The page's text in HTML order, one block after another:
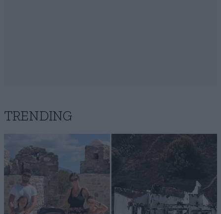
TRENDING